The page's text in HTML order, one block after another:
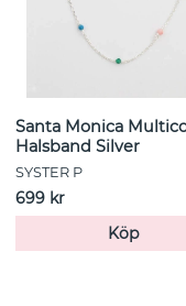
Santa Monica
Halsband Silver
SYSTER P
699 kr
Köp